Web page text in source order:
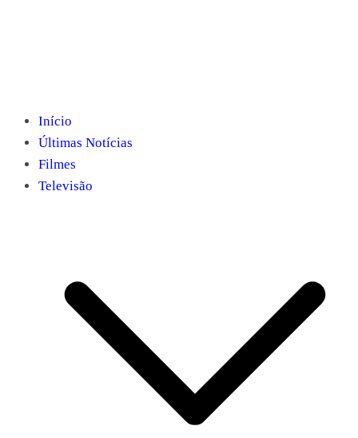
Início
Últimas Notícias
Filmes
Televisão